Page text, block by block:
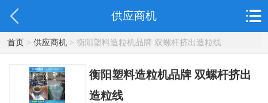
供应商机
首页> 供应商机> 衡阳塑料造粒机品牌 双螺杆挤出造粒线
衡阳塑料造粒机品牌 双螺杆挤出
造粒线